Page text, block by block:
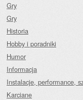
Gry
Gry
Historia
Hobby i poradniki
Humor
Informacja
Instalacje, performance,
Karciane